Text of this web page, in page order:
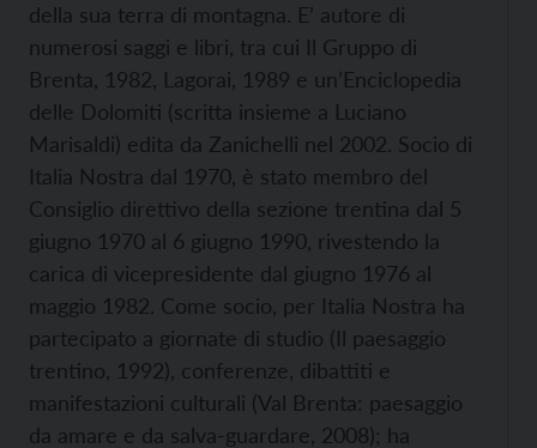
della sua terra di montagna. E’ autore di
numerosi saggi e libri, tra cui Il Gruppo di
Brenta, 1982, Lagorai, 1989 e un’Enciclopedia
delle Dolomiti (scritta insieme a Luciano
Marisaldi) edita da Zanichelli nel 2002. Socio di
Italia Nostra dal 1970, è stato membro del
Consiglio direttivo della sezione trentina dal 5
giugno 1970 al 6 giugno 1990, rivestendo la
carica di vicepresidente dal giugno 1976 al
maggio 1982. Come socio, per Italia Nostra ha
partecipato a giornate di studio (Il paesaggio
trentino, 1992), conferenze, dibattiti e
manifestazioni culturali (Val Brenta: paesaggio
da amare e da salva-guardare, 2008); ha